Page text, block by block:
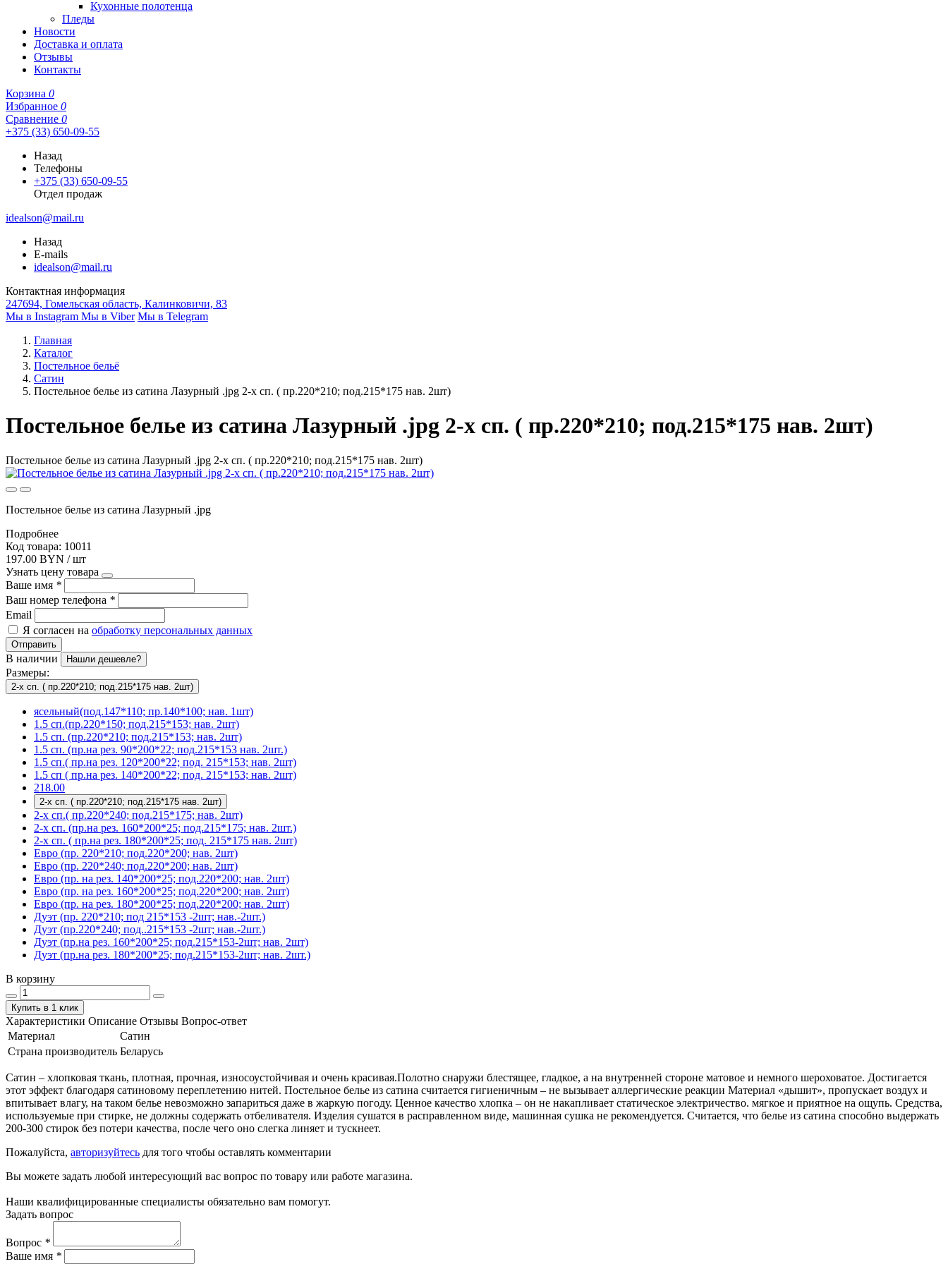
Кухонные полотенца
Пледы
Новости
Доставка и оплата
Отзывы
Контакты
Корзина 0
Избранное 0
Сравнение 0
+375 (33) 650-09-55
Назад
Телефоны
+375 (33) 650-09-55
Отдел продаж
idealson@mail.ru
Назад
E-mails
idealson@mail.ru
Контактная информация
247694, Гомельская область, Калинковичи, 83
Мы в Instagram Мы в Viber Мы в Telegram
Главная
Каталог
Постельное бельё
Сатин
Постельное белье из сатина Лазурный .jpg 2-х сп. ( пр.220*210; под.215*175 нав. 2шт)
Постельное белье из сатина Лазурный .jpg 2-х сп. ( пр.220*210; под.215*175 нав. 2шт)
Постельное белье из сатина Лазурный .jpg 2-х сп. ( пр.220*210; под.215*175 нав. 2шт)
Постельное белье из сатина Лазурный .jpg
Подробнее
Код товара: 10011
197.00 BYN / шт
Узнать цену товара
Ваше имя *
Ваш номер телефона *
Email
Я согласен на обработку персональных данных
Отправить
В наличии Нашли дешевле?
Размеры:
2-х сп. ( пр.220*210; под.215*175 нав. 2шт)
ясельный(под.147*110; пр.140*100; нав. 1шт)
1.5 сп.(пр.220*150; под.215*153; нав. 2шт)
1.5 сп. (пр.220*210; под.215*153; нав. 2шт)
1.5 сп. (пр.на рез. 90*200*22; под.215*153 нав. 2шт.)
1.5 сп.( пр.на рез. 120*200*22; под. 215*153; нав. 2шт)
1.5 сп ( пр.на рез. 140*200*22; под. 215*153; нав. 2шт)
218.00
2-х сп. ( пр.220*210; под.215*175 нав. 2шт)
2-х сп.( пр.220*240; под.215*175; нав. 2шт)
2-х сп. (пр.на рез. 160*200*25; под.215*175; нав. 2шт.)
2-х сп. ( пр.на рез. 180*200*25; под. 215*175 нав. 2шт)
Евро (пр. 220*210; под.220*200; нав. 2шт)
Евро (пр. 220*240; под.220*200; нав. 2шт)
Евро (пр. на рез. 140*200*25; под.220*200; нав. 2шт)
Евро (пр. на рез. 160*200*25; под.220*200; нав. 2шт)
Евро (пр. на рез. 180*200*25; под.220*200; нав. 2шт)
Дуэт (пр. 220*210; под 215*153 -2шт; нав.-2шт.)
Дуэт (пр.220*240; под..215*153 -2шт; нав.-2шт.)
Дуэт (пр.на рез. 160*200*25; под.215*153-2шт; нав. 2шт)
Дуэт (пр.на рез. 180*200*25; под.215*153-2шт; нав. 2шт.)
В корзину
Купить в 1 клик
Характеристики Описание Отзывы Вопрос-ответ
Материал
Сатин
Страна производитель Беларусь
Сатин – хлопковая ткань, плотная, прочная, износоустойчивая и очень красивая.Полотно снаружи блестящее, гладкое, а на внутренней стороне матовое и немного шероховатое. Достигается
этот эффект благодаря сатиновому переплетению нитей. Постельное белье из сатина считается гигиеничным – не вызывает аллергические реакции Материал «дышит», пропускает воздух и
впитывает влагу, на таком белье невозможно запариться даже в жаркую погоду. Ценное качество хлопка – он не накапливает статическое электричество. мягкое и приятное на ощупь. Средства,
используемые при стирке, не должны содержать отбеливателя. Изделия сушатся в расправленном виде, машинная сушка не рекомендуется. Считается, что белье из сатина способно выдержать
200-300 стирок без потери качества, после чего оно слегка линяет и тускнеет.
Пожалуйста, авторизуйтесь для того чтобы оставлять комментарии
Вы можете задать любой интересующий вас вопрос по товару или работе магазина.
Наши квалифицированные специалисты обязательно вам помогут.
Задать вопрос
Вопрос *
Ваше имя *